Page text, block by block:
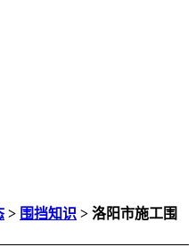
> 围挡知识 > 洛阳市施工围